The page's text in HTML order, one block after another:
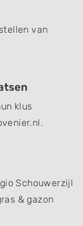
van
klus
Schouwerzijl
& gazon